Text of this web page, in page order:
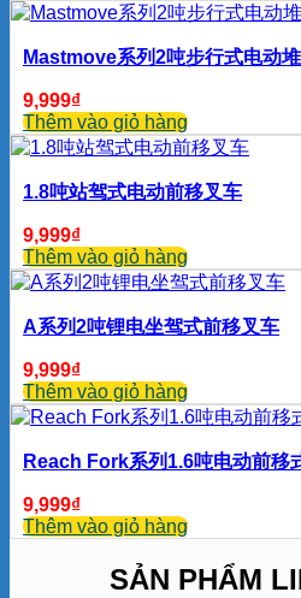
Mastmove系列2吨步行式电动
9,999₫
Thêm vào giỏ hàng
1.8吨站驾式电动前移叉车
9,999₫
Thêm vào giỏ hàng
A系列2吨锂电坐驾式前移叉车
9,999₫
Thêm vào giỏ hàng
Reach Fork系列1.6吨电动前移
9,999₫
Thêm vào giỏ hàng
SẢN PHẨM